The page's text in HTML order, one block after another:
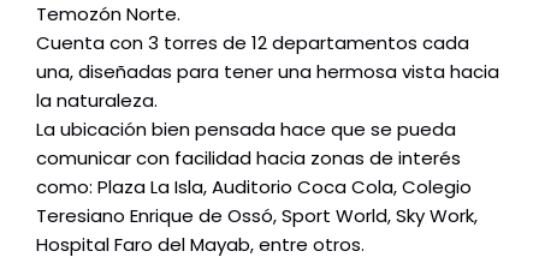
Temozón Norte.
Cuenta con 3 torres de 12 departamentos cada
una, diseñadas para tener una hermosa vista hacia
la naturaleza.
La ubicación bien pensada hace que se pueda
comunicar con facilidad hacia zonas de interés
como: Plaza La Isla, Auditorio Coca Cola, Colegio
Teresiano Enrique de Ossó, Sport World, Sky Work,
Hospital Faro del Mayab, entre otros.